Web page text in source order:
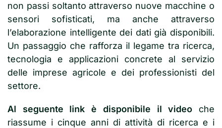
non passi soltanto attraverso nuove macchine o
sensori sofisticati, ma anche attraverso
l’elaborazione intelligente dei dati già disponibili.
Un passaggio che rafforza il legame tra ricerca,
tecnologia e applicazioni concrete al servizio
delle imprese agricole e dei professionisti del
settore.
Al seguente link è disponibile il video che
riassume i cinque anni di attività di ricerca e i